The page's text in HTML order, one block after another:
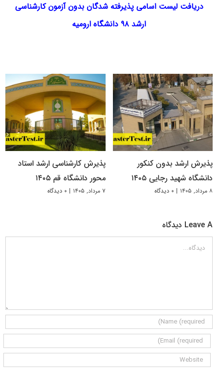
دریافت لیست اسامی پذیرفته شدگان بدون آزمون کارشناسی
ارشد ۹۸ دانشگاه ارومیه
پذیرش ارشد بدون کنکور
دانشگاه شهید رجایی ۱۴۰۵
۸ مرداد, ۱۴۰۵ | ۰ دیدگاه
پذیرش کارشناسی ارشد استاد
محور دانشگاه قم ۱۴۰۵
۷ مرداد, ۱۴۰۵ | ۰ دیدگاه
Leave A دیدگاه
دیدگاه